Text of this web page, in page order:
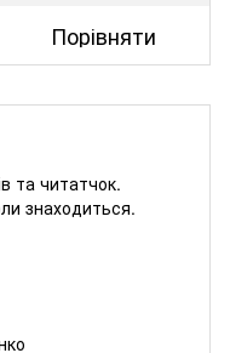
Порівняти
та читатчок.
знаходиться.